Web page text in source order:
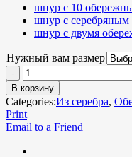
шнур с 10
шнур с
шнур с двумя
Нужный вам размер
В корзину
Categories:Из серебра,
Print
Email to a Friend